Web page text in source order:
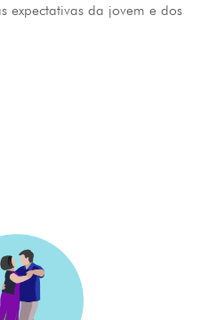
expectativas da jovem e dos